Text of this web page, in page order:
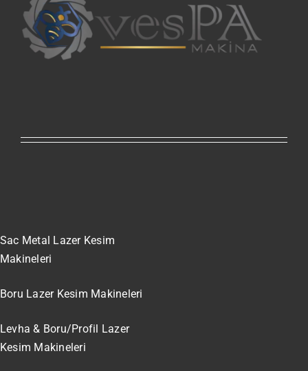
Sac Metal Lazer Kesim
Makineleri
Boru Lazer Kesim Makineleri
Levha & Boru/Profil Lazer
Kesim Makineleri